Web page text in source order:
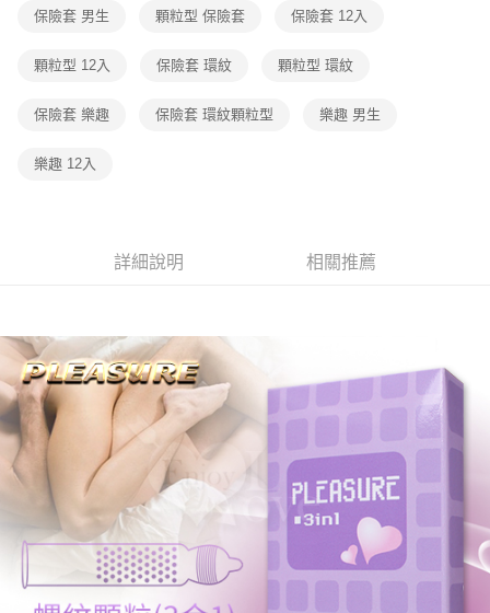
每筆NT$60，滿NT$600(含以上)免運費
宅配
保險套 男生 顆粒型 保險套 保險套 12入
顆粒型 12入 保險套 環紋 顆粒型 環紋
保險套 樂趣 保險套 環紋顆粒型 樂趣 男生
樂趣 12入
詳細說明 相關推薦